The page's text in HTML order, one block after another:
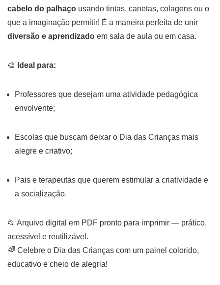
cabelo do palhaço usando tintas, canetas, colagens ou o
que a imaginação permitir! É a maneira perfeita de unir
diversão e aprendizado em sala de aula ou em casa.
🎨 Ideal para:
Professores que desejam uma atividade pedagógica
envolvente;
Escolas que buscam deixar o Dia das Crianças mais
alegre e criativo;
Pais e terapeutas que querem estimular a criatividade e
a socialização.
📂 Arquivo digital em PDF pronto para imprimir — prático,
acessível e reutilizável.
🌈 Celebre o Dia das Crianças com um painel colorido,
educativo e cheio de alegria!